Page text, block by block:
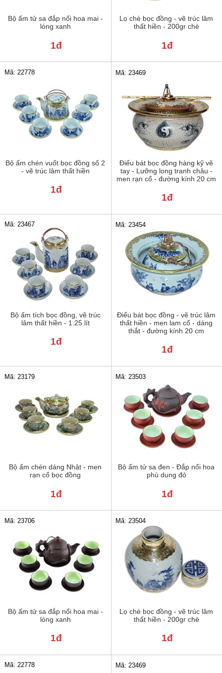
Bộ ấm tử sa đắp nổi hoa mai -
lòng xanh
1đ
Lọ chè bọc đồng - vẽ trúc lâm
thất hiền - 200gr chè
1đ
Bộ ấm chén vuốt bọc đồng số 2
- vẽ trúc lâm thất hiền
Mã: 22778
1đ
Điếu bát bọc đồng hàng kỹ vẽ
tay - Lưỡng long tranh châu -
men rạn cổ - đường kính 20 cm
Mã: 23469
1đ
Bộ ấm tích bọc đồng, vẽ trúc
lâm thất hiền - 1.25 lít
Mã: 23467
1đ
Điếu bát bọc đồng - vẽ trúc lâm
thất hiền - men lam cổ - dáng
thắt - đường kính 20 cm
Mã: 23454
1đ
Bộ ấm chén dáng Nhật - men
rạn cổ bọc đồng
Mã: 23179
1đ
Bộ ấm tử sa đen - Đắp nổi hoa
phù dung đỏ
Mã: 23503
1đ
Bộ ấm tử sa đắp nổi hoa mai -
lòng xanh
Mã: 23706
1đ
Lọ chè bọc đồng - vẽ trúc lâm
thất hiền - 200gr chè
Mã: 23504
1đ
Mã: 22778 Mã: 23469